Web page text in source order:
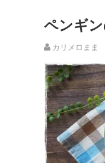
ペンギ
カリメロまま